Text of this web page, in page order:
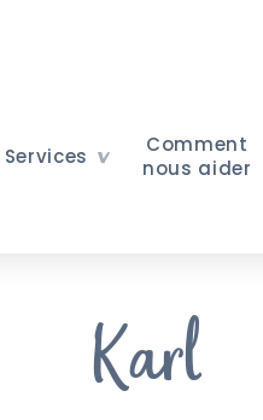
Services
Comment
nous aider
Karl